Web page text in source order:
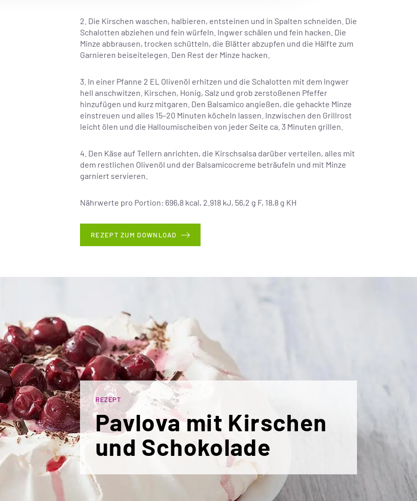
2. Die Kirschen waschen, halbieren, entsteinen und in Spalten schneiden. Die
Schalotten abziehen und fein würfeln. Ingwer schälen und fein hacken. Die
Minze abbrausen, trocken schütteln, die Blätter abzupfen und die Hälfte zum
Garnieren beiseitelegen. Den Rest der Minze hacken.
3. In einer Pfanne 2 EL Olivenöl erhitzen und die Schalotten mit dem Ingwer
hell anschwitzen. Kirschen, Honig, Salz und grob zerstoßenen Pfeffer
hinzufügen und kurz mitgaren. Den Balsamico angießen, die gehackte Minze
einstreuen und alles 15–20 Minuten köcheln lassen. Inzwischen den Grillrost
leicht ölen und die Halloumischeiben von jeder Seite ca. 3 Minuten grillen.
4. Den Käse auf Tellern anrichten, die Kirschsalsa darüber verteilen, alles mit
dem restlichen Olivenöl und der Balsamicocreme beträufeln und mit Minze
garniert servieren.
Nährwerte pro Portion: 696,8 kcal, 2.918 kJ, 56,2 g F, 18,8 g KH
REZEPT ZUM DOWNLOAD
REZEPT
Pavlova mit Kirschen
und Schokolade